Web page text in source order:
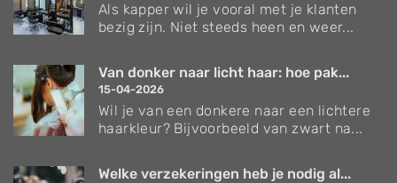
Als kapper wil je vooral met je klanten
bezig zijn. Niet steeds heen en weer...
Van donker naar licht haar: hoe pak...
15-04-2026
Wil je van een donkere naar een lichtere
haarkleur? Bijvoorbeeld van zwart na...
Welke verzekeringen heb je nodig al...